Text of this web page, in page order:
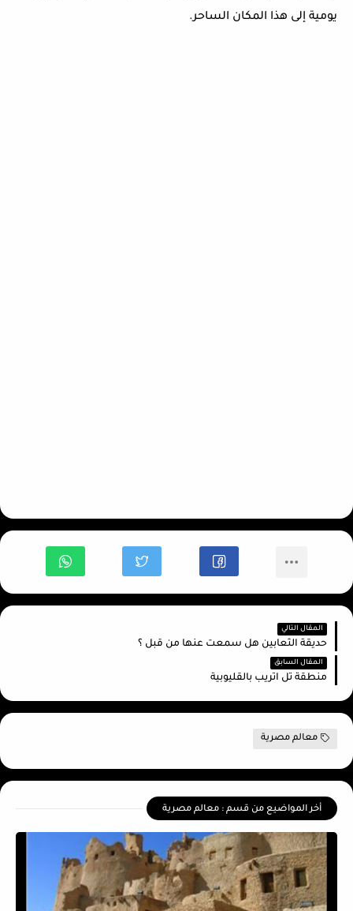
يومية إلى هذا المكان الساحر.
المقال التالي
حديقة الثعابين هل سمعت عنها من قبل ؟
المقال السابق
منطقة تل اتريب بالقليوبية
معالم مصرية
أخر المواضيع من قسم : معالم مصرية